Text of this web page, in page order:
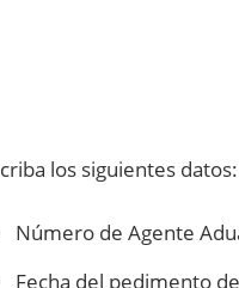
los siguientes datos:
Número de Agente
Fecha del pedimento